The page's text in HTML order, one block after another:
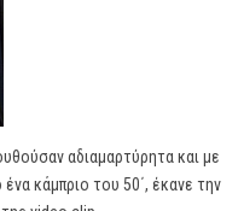
αδιαμαρτύρητα και με
κάμπριο του 50΄, έκανε την